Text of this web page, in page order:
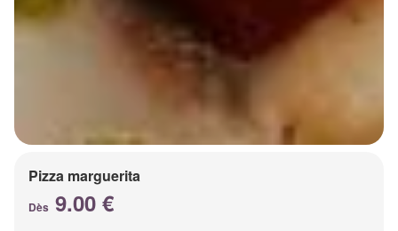
Pizza marguerita
Dès 9.00 €